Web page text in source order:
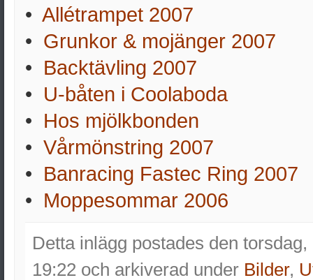
• Allétrampet 2007
• Grunkor & mojänger 2007
• Backtävling 2007
• U-båten i Coolaboda
• Hos mjölkbonden
• Vårmönstring 2007
• Banracing Fastec Ring 2007
• Moppesommar 2006
Detta inlägg postades den
19:22 och arkiverad under Bilder,